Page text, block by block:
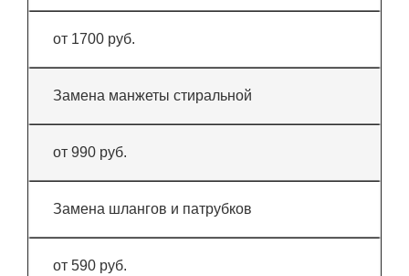
от 1700 руб.
Замена манжеты стиральной
от 990 руб.
Замена шлангов и патрубков
от 590 руб.